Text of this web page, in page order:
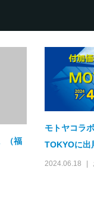
（福
モトヤコラ
TOKYOに出
2024.06.18